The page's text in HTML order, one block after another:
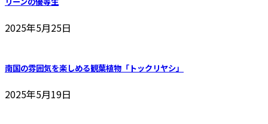
2025年5月25日
南国の雰囲気を楽しめる観葉植物「トックリヤシ」
2025年5月19日